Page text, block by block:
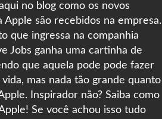
no blog como os novos
Apple são recebidos na empresa.
que ingressa na companhia
Jobs ganha uma cartinha de
que aquela pode pode fazer
mas nada tão grande quanto
Inspirador não? Saiba como
Se você achou isso tudo